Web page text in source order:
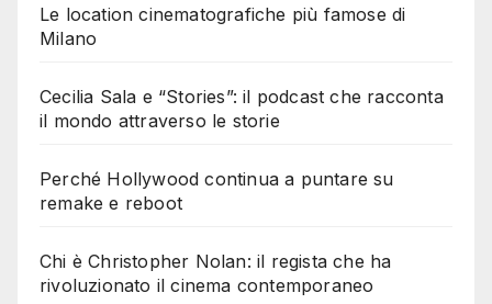
Le location cinematografiche più famose di
Milano
Cecilia Sala e “Stories”: il podcast che racconta
il mondo attraverso le storie
Perché Hollywood continua a puntare su
remake e reboot
Chi è Christopher Nolan: il regista che ha
rivoluzionato il cinema contemporaneo